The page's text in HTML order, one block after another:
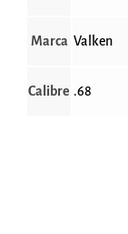
Marca Valken
Calibre .68